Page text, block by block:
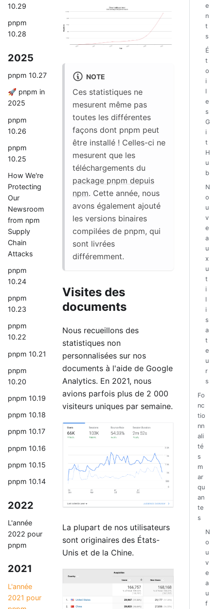
10.29
pnpm
10.28
2025
pnpm 10.27
🚀 pnpm in
2025
pnpm
10.26
pnpm
10.25
How We're
Protecting
Our
Newsroom
from npm
Supply
Chain
Attacks
pnpm
10.24
pnpm
10.23
pnpm
10.22
pnpm 10.21
pnpm
10.20
pnpm 10.19
pnpm 10.18
pnpm 10.17
pnpm 10.16
pnpm 10.15
pnpm 10.14
2022
L'année
2022 pour
pnpm
2021
L'année
2021 pour
NOTE
Ces statistiques ne
mesurent même pas
toutes les différentes
façons dont pnpm peut
être installé ! Celles-ci ne
mesurent que les
téléchargements du
package pnpm depuis
npm. Cette année, nous
avons également ajouté
les versions binaires
compilées de pnpm, qui
sont livrées
différemment.
Visites des
documents
Nous recueillons des
statistiques non
personnalisées sur nos
documents à l'aide de Google
Analytics. En 2021, nous
avions parfois plus de 2 000
visiteurs uniques par semaine.
La plupart de nos utilisateurs
sont originaires des États-
Unis et de la Chine.
e
n
t
s
É
t
o
i
l
e
s
G
i
t
H
u
b
N
o
u
v
e
a
u
x
u
t
i
l
i
s
a
t
e
u
r
s
Fo
nc
tio
nn
ali
té
s
m
ar
qu
an
te
s
N
o
u
v
e
a
u
f